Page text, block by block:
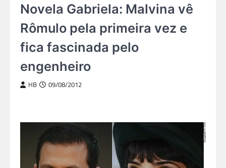
Novela Gabriela: Malvina vê
Rômulo pela primeira vez e
fica fascinada pelo
engenheiro
HB 09/08/2012